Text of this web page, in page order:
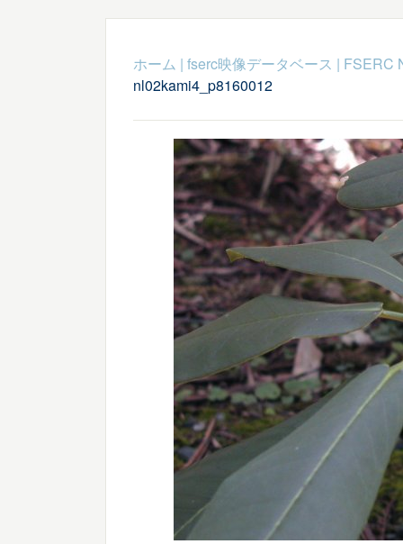
ホーム | fserc映像データベース | FSERC
nl02kami4_p8160012